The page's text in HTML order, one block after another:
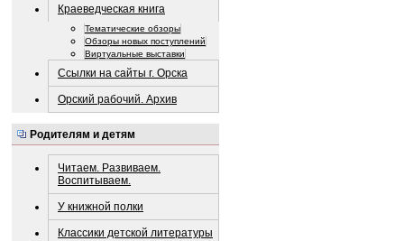
Краеведческая книга
Тематические обзоры
Обзоры новых поступлений
Виртуальные выставки
Ссылки на сайты г. Орска
Орский рабочий. Архив
Родителям и детям
Читаем. Развиваем.
Воспитываем.
У книжной полки
Классики детской литературы